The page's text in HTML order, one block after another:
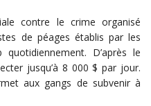
contre le crime organisé
de péages établis par les
D’après le
jusqu’à 8 000 $ par jour.
aux gangs de subvenir à